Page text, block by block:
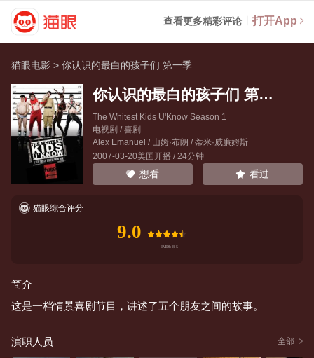
查看更多精彩评论 打开App
猫眼电影 >你认识的最白的孩子们 第一季
你认识的最白的孩子们 第一季
The Whitest Kids U'Know Season 1
电视剧 / 喜剧
Alex Emanuel / 山姆·布朗 /蒂米·威廉姆斯
2007-03-20美国开播 / 24分钟
想看 看过
猫眼综合评分
9.0
简介
这是一档情景喜剧节目，讲述了五个朋友之间的故事。
演职人员 全部